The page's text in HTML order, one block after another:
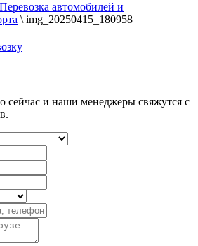
Перевозка автомобилей и
\ img_20250415_180958
сейчас и наши менеджеры свяжутся с